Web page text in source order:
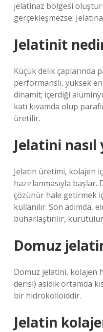
jelatinaz bölgesi
gerçekleşmezse:
Jelatinit
Küçük delik çaplarında
performanslı, yüksek
dinamit; içerdiği
katı kıvamda olup
üretilir.
Jelatini nasıl
Jelatin üretimi, kolajen
hazırlanmasıyla
çözünür hale getirmek
kullanılır. Son adımda,
buharlaştırılır,
Domuz
Domuz jelatini, kolajen
derisi) asidik ortamda
bir hidrokolloiddir.
Jelatin